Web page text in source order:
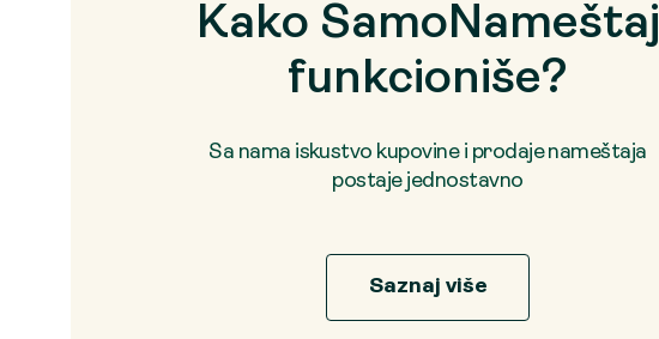
Kako SamoNameštaj
funkcioniše?
Sa nama iskustvo kupovine i prodaje nameštaja
postaje jednostavno
Saznaj više